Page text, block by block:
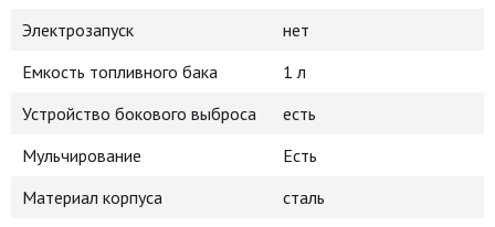
Электрозапуск
нет
Емкость топливного бака
1 л
Устройство бокового выброса
есть
Мульчирование
Есть
Материал корпуса
сталь